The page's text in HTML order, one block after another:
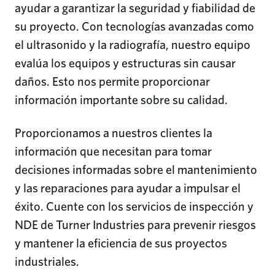
ayudar a garantizar la seguridad y fiabilidad de
su proyecto. Con tecnologías avanzadas como
el ultrasonido y la radiografía, nuestro equipo
evalúa los equipos y estructuras sin causar
daños. Esto nos permite proporcionar
información importante sobre su calidad.
Proporcionamos a nuestros clientes la
información que necesitan para tomar
decisiones informadas sobre el mantenimiento
y las reparaciones para ayudar a impulsar el
éxito. Cuente con los servicios de inspección y
NDE de Turner Industries para prevenir riesgos
y mantener la eficiencia de sus proyectos
industriales.